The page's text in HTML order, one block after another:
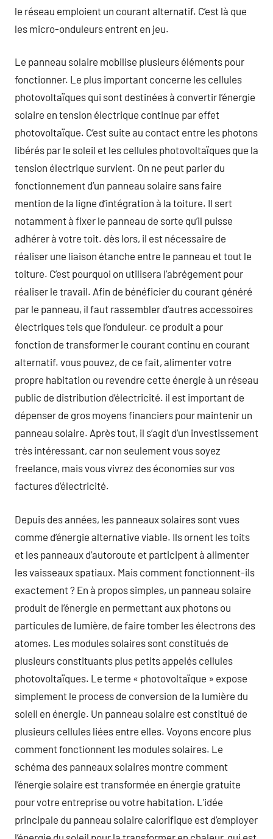
le réseau emploient un courant alternatif. C’est là que
les micro-onduleurs entrent en jeu.
Le panneau solaire mobilise plusieurs éléments pour
fonctionner. Le plus important concerne les cellules
photovoltaïques qui sont destinées à convertir l’énergie
solaire en tension électrique continue par effet
photovoltaïque. C’est suite au contact entre les photons
libérés par le soleil et les cellules photovoltaïques que la
tension électrique survient. On ne peut parler du
fonctionnement d’un panneau solaire sans faire
mention de la ligne d’intégration à la toiture. Il sert
notamment à fixer le panneau de sorte qu’il puisse
adhérer à votre toit. dès lors, il est nécessaire de
réaliser une liaison étanche entre le panneau et tout le
toiture. C’est pourquoi on utilisera l’abrégement pour
réaliser le travail. Afin de bénéficier du courant généré
par le panneau, il faut rassembler d’autres accessoires
électriques tels que l’onduleur. ce produit a pour
fonction de transformer le courant continu en courant
alternatif. vous pouvez, de ce fait, alimenter votre
propre habitation ou revendre cette énergie à un réseau
public de distribution d’électricité. il est important de
dépenser de gros moyens financiers pour maintenir un
panneau solaire. Après tout, il s’agit d’un investissement
très intéressant, car non seulement vous soyez
freelance, mais vous vivrez des économies sur vos
factures d’électricité.
Depuis des années, les panneaux solaires sont vues
comme d’énergie alternative viable. Ils ornent les toits
et les panneaux d’autoroute et participent à alimenter
les vaisseaux spatiaux. Mais comment fonctionnent-ils
exactement ? En à propos simples, un panneau solaire
produit de l’énergie en permettant aux photons ou
particules de lumière, de faire tomber les électrons des
atomes. Les modules solaires sont constitués de
plusieurs constituants plus petits appelés cellules
photovoltaïques. Le terme « photovoltaïque » expose
simplement le process de conversion de la lumière du
soleil en énergie. Un panneau solaire est constitué de
plusieurs cellules liées entre elles. Voyons encore plus
comment fonctionnent les modules solaires. Le
schéma des panneaux solaires montre comment
l’énergie solaire est transformée en énergie gratuite
pour votre entreprise ou votre habitation. L’idée
principale du panneau solaire calorifique est d’employer